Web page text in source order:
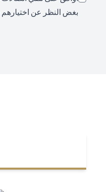
بغض النظر عن اختيارهم